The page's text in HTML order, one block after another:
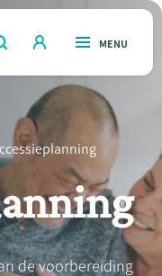
OPEN
MENU
de voorbereiding